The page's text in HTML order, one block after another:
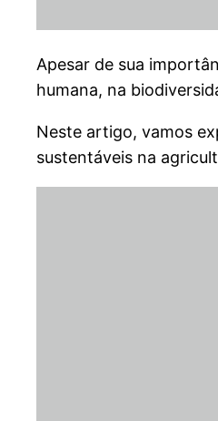
Apesar de sua
humana, na
Neste artigo, vamos
sustentáveis na